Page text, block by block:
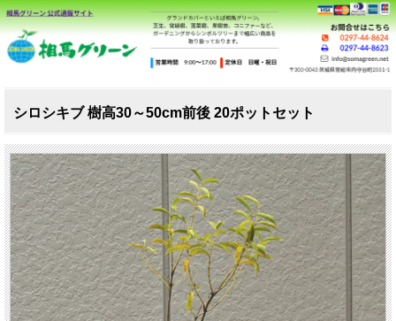
シロシキブ 樹高30～50cm前後 20ポットセット